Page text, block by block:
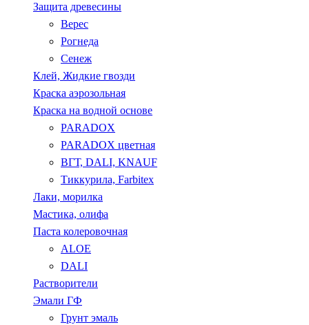
Защита древесины
Верес
Рогнеда
Сенеж
Клей, Жидкие гвозди
Краска аэрозольная
Краска на водной основе
PARADOX
PARADOX цветная
ВГТ, DALI, KNAUF
Тиккурила, Farbitex
Лаки, морилка
Мастика, олифа
Паста колеровочная
ALOE
DALI
Растворители
Эмали ГФ
Грунт эмаль